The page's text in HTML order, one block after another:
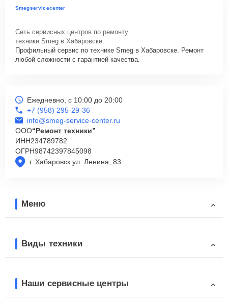
Smegservicecenter
Сеть сервисных центров по ремонту
техники Smeg в Хабаровске.
Профильный сервис по технике Smeg в Хабаровске. Ремонт
любой сложности с гарантией качества.
г. Хабаровск ул. Ленина, 83
Ежедневно, с 10:00 до 20:00
+7 (958) 295-29-36
info@smeg-service-center.ru
ООО“Ремонт техники”
ИНН234789782
ОГРН98742397845098
Меню
Виды техники
Наши сервисные центры